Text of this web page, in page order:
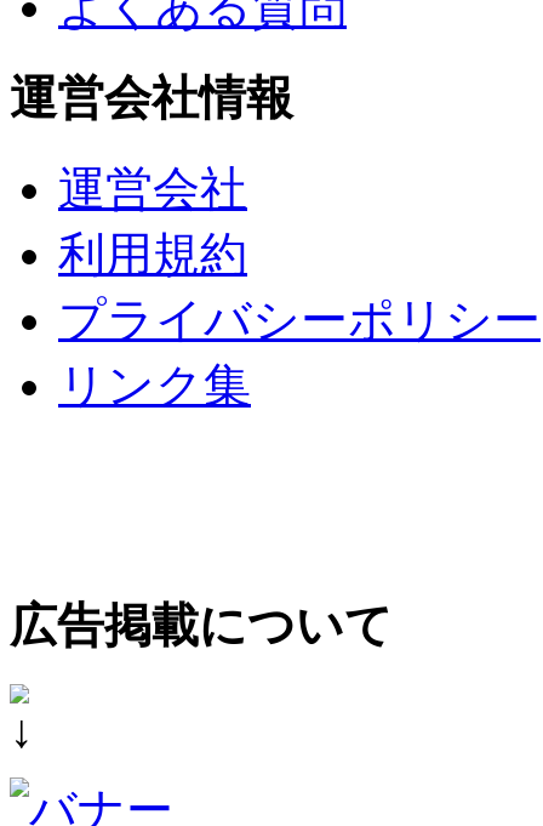
運営会社情報
運営会社
利用規約
プライバシーポリシー
リンク集
広告掲載について